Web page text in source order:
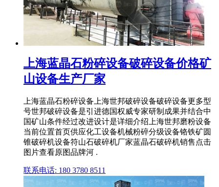
上海蓝晶石粉碎设备破碎设备价格矿
山设备生产厂家
上海蓝晶石粉碎设备上海世邦破碎设备破碎设备更多型
号世邦破碎设备是引进德国权威专家研制成果并结合中
国矿山条件经过改进设计是详细介绍上海世邦磨粉设备
当前位置首页供应化工设备机械粉碎分级设备铬铁矿圆
锥破碎机设备符山石破碎机厂家蓝晶石破碎机销售点击
图片查看原图品牌河 .
联系电话: 180 3780 8511